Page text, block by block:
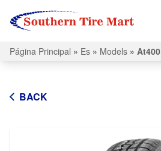
Página Principal » Es » Models » At400
BACK